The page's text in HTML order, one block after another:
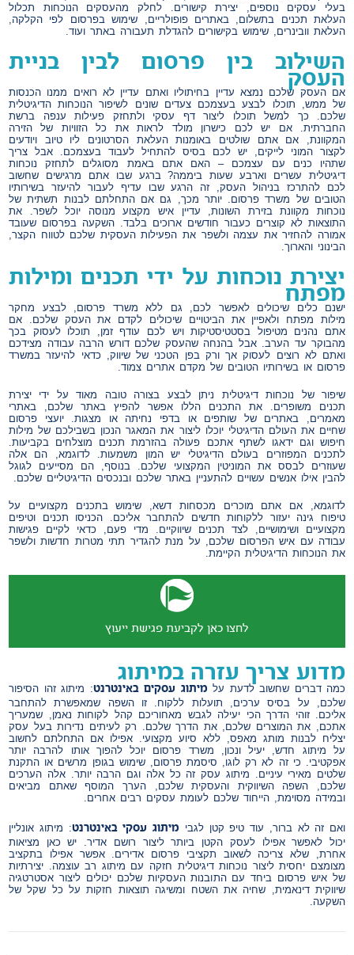
בעלי עסקים נוספים, יצירת קישורים. לחלק מהעסקים הנוכחות תכלול
העלאת תכנים בתשלום, באתרים פופולריים, שימוש בפרסום לפי הקלקה,
העלאת וובינרים, שימוש בקישורים להגדלת תעבורה באתר ועוד.
השילוב בין פרסום לבין בניית
העסק
אם העסק שלכם נמצא עדיין בחיתוליו ואתם עדיין לא רואים ממנו הכנסות
של ממש, תוכלו לבצע בעצמכם צעדים שונים לשיפור הנוכחות הדיגיטלית
שלכם. כך למשל תוכלו ליצור דף עסקי ולתחזק פעילות ענפה ברשת
החברתית. אם יש לכם כישרון מולד לראות את כל הזוויות של הזירה
המקוונת, אם אתם שולטים באומנות העלאת הסרטונים ליו טיוב ויודעים
לקצור המוני לייקים, יש לכם בסיס להתחיל לעבוד בעצמכם. אבל צריך
שתהיו כנים עם עצמכם – האם אתם באמת מסוגלים לתחזק נוכחות
דיגיטלית עשרים וארבע שעות ביממה? ברגע שבו אתם מרגישים שחשוב
לכם להתרכז בניהול העסק, זה הרגע שבו עדיף לעבור להיעזר בשירותיו
הטובים של משרד פרסום. יותר מכך, גם אם התחלתם לבנות תשתית של
נוכחות מקוונת בזירת השונות, עדיין איש מקצוע מנוסה יוכל לשפר. את
התוצאות לא קוצרים כעבור חודשים ארוכים בלבד. השקעה בפרסום שעובד
אמורה להחזיר את עצמה ולשפר את הפעילות העסקית שלכם לטווח הקצר,
הבינוני והארוך.
יצירת נוכחות על ידי תכנים ומילות
מפתח
ישנם כלים שיכולים לאפשר לכם, גם ללא משרד פרסום, לבצע מחקר
מילות מפתח ולאפיין את הביטויים שיכולים לקדם את העסק שלכם. אם
אתם נהנים מטיפול בסטטיסטיקות ויש לכם עודף זמן, תוכלו לעסוק בכך
מהבוקר עד הערב. אבל בהנחה שהעסק שלכם דורש הרבה עבודה מצידכם
ואתם לא רוצים לעסוק אך ורק בפן הטכני של שיווק, כדאי להיעזר במשרד
פרסום או בשירותיו הטובים של מקדם אתרים צמוד.
שיפור של נוכחות דיגיטלית ניתן לבצע בצורה טובה מאוד על ידי יצירת
תכנים משופרים. את התכנים הללו אפשר להפיץ באתר שלכם, באתרי
מאמרים, באתרים של שותפים או בדפי נחיתה או מצגות. יועצי פרסום
שחיים את העולם הדיגיטלי יוכלו ליצור את המאגר הנכון בשבילכם של מילות
חיפוש וגם ידאגו לשתף אתכם פעולה בהזרמת תכנים מוצלחים בקביעות.
לתכנים המפוזרים בעולם הדיגיטלי יש המון משמעות. לדוגמא, הם אלה
שעוזרים לבסס את המוניטין המקצועי שלכם. בנוסף, הם מסייעים לגוגל
להבין אילו אנשים עשויים להתעניין באתר שלכם ובנכסים הדיגיטליים שלכם.
לדוגמא, אם אתם מוכרים מכסחות דשא, שימוש בתכנים מקצועיים על
טיפוח גינה יעזור ללקוחות חדשים להתחבר אליכם. הכניסו תכנים וטיפים
מקצועיים ושימושיים, לצד תכנים שיווקיים. מדי פעם, כדאי לקיים פגישות
עבודה עם איש הפרסום שלכם, על מנת להגדיר תתי מטרות חדשות ולשפר
את הנוכחות הדיגיטלית הקיימת.
לחצו כאן לקביעת פגישת ייעוץ
מדוע צריך עזרה במיתוג
כמה דברים שחשוב לדעת על מיתוג עסקים באינטרנט: מיתוג זהו הסיפור
שלכם, על בסיס ערכים, תועלות ללקוח. זו השפה שמאפשרת להתחבר
אליכם. זוהי הדרך הכי יעילה לגבש מאחוריכם קהל לקוחות נאמן, שמעריך
אתכם, את המוצרים שלכם, את הדרך שלכם. רק לעיתים נדירות בעל עסק
יצליח לבנות מותג מאפס, ללא סיוע מקצועי. אפילו אם התחלתם לחשוב
על מיתוג חדש, יעיל ונכון, משרד פרסום יוכל להפוך אותו להרבה יותר
אפקטיבי. כי זה לא רק לוגו, סיסמת פרסום, שימוש בגופן מרשים או התקנת
שלטים מאירי עיניים. מיתוג עסק זה כל אלה וגם הרבה יותר. אלה הערכים
שלכם, השפה השיווקית והעסקית שלכם, הערך המוסף שאתם מביאים
ובמידה מסוימת, הייחוד שלכם לעומת עסקים רבים אחרים.
ואם זה לא ברור, עוד טיפ קטן לגבי מיתוג עסקי באינטרנט: מיתוג אונליין
יכול לאפשר אפילו לעסק הקטן ביותר ליצור רושם אדיר. יש כאן מציאות
אחרת, שלא צריכה לשאוב תקציבי פרסום אדירים. אפשר אפילו בתקציב
מצומצם יחסית ליצור נוכחות דיגיטלית חזקה עם מיתוג רב עוצמה. יצירתיות
של איש פרסום ביחד עם התובנות העסקיות שלכם יכולים ליצור אסטרטגיה
שיווקית דינאמית, שחיה את השטח ומשיגה תוצאות חזקות על כל שקל של
השקעה.